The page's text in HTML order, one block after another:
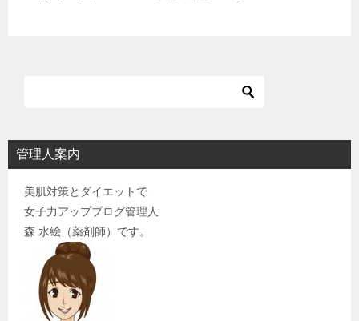
管理人案内
美肌対策とダイエットで
女子力アップブログ管理人
森 水絵（薬剤師）です。